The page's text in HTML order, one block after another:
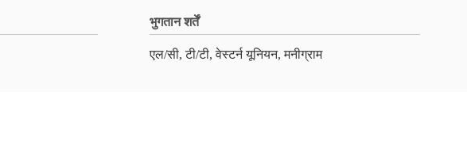
भुगतान शर्तें
एल/सी, टी/टी, वेस्टर्न यूनियन, मनीग्राम